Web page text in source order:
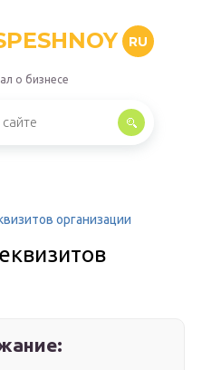
RU
о бизнесе
организации